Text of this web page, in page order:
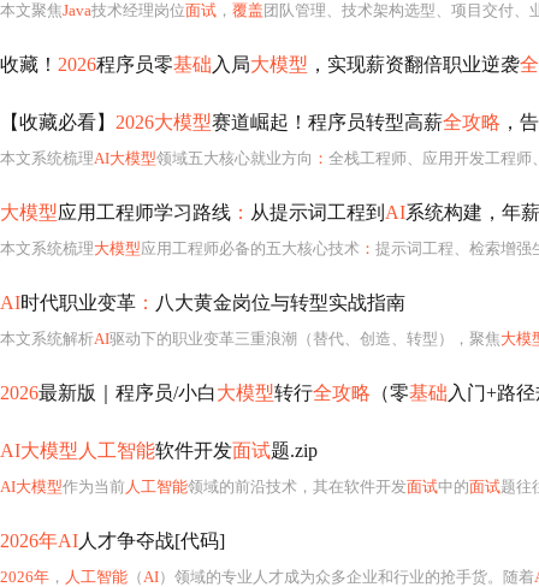
本文聚焦Java技术经理岗位面试 ， 覆盖 团队管理、技术架构选型、项目交付、业务协同四大核心能力。重点解析JVM调优、微服务与单体决策、高并发故障排查、技术
收藏！ 2026程序员零基础 入局大模型 ，实现薪资翻倍职业逆袭
【收藏必看】 2026大模型赛道崛起！程序员转型高薪全攻略 ，
本文系统梳理AI大模型领域五大核心就业方向 ： 全栈工程师、应用开发工程师
大模型应用工程师学习路线 ： 从提示词工程到 AI系统构建，年
本文系统梳理大模型应用工程师必备的五大核心技术 ： 提示词工程、检索增强
AI时代职业变革 ： 八大黄金岗位与转型实战指南
本文系统解析AI驱动下的职业变革三重浪潮（替代、创造、转型），聚焦大模
2026最新版｜程序员/小白大模型转行全攻略 （零基础 入门+路
AI大模型人工智能软件开发面试题.zip
AI大模型作为当前 人工智能领域的前沿技术，其在软件开发面试中的面试题往往
2026年AI人才争夺战[代码]
2026年 ， 人工智能 （AI）领域的专业人才成为众多企业和行业的抢手货。随着